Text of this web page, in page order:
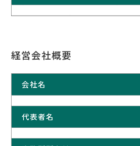
経営会社概要
会社名
代表者名